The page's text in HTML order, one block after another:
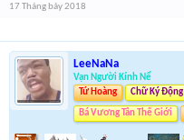
17 Tháng bảy 2018
LeeNaNa
Vạn Người Kính Nể
Tứ Hoàng
Chữ Ký Động
Bá Vương Tân Thế Giới